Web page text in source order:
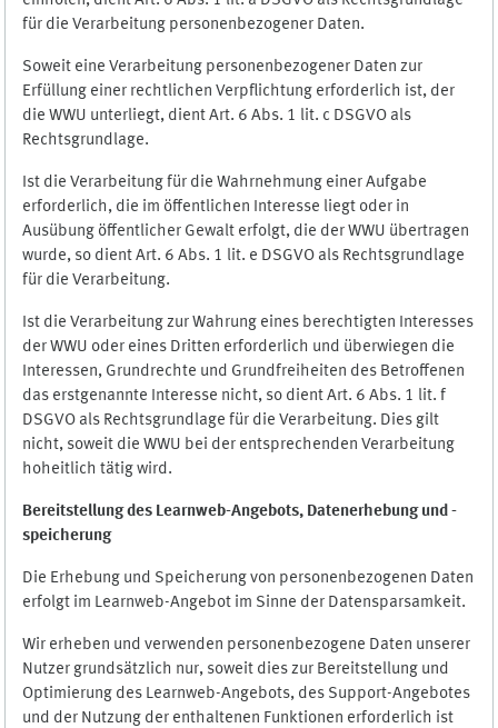
für die Verarbeitung personenbezogener Daten.
Soweit eine Verarbeitung personenbezogener Daten zur
Erfüllung einer rechtlichen Verpflichtung erforderlich ist, der
die WWU unterliegt, dient Art. 6 Abs. 1 lit. c DSGVO als
Rechtsgrundlage.
Ist die Verarbeitung für die Wahrnehmung einer Aufgabe
erforderlich, die im öffentlichen Interesse liegt oder in
Ausübung öffentlicher Gewalt erfolgt, die der WWU übertragen
wurde, so dient Art. 6 Abs. 1 lit. e DSGVO als Rechtsgrundlage
für die Verarbeitung.
Ist die Verarbeitung zur Wahrung eines berechtigten Interesses
der WWU oder eines Dritten erforderlich und überwiegen die
Interessen, Grundrechte und Grundfreiheiten des Betroffenen
das erstgenannte Interesse nicht, so dient Art. 6 Abs. 1 lit. f
DSGVO als Rechtsgrundlage für die Verarbeitung. Dies gilt
nicht, soweit die WWU bei der entsprechenden Verarbeitung
hoheitlich tätig wird.
Bereitstellung des Learnweb-Angebots, Datenerhebung und -
speicherung
Die Erhebung und Speicherung von personenbezogenen Daten
erfolgt im Learnweb-Angebot im Sinne der Datensparsamkeit.
Wir erheben und verwenden personenbezogene Daten unserer
Nutzer grundsätzlich nur, soweit dies zur Bereitstellung und
Optimierung des Learnweb-Angebots, des Support-Angebotes
und der Nutzung der enthaltenen Funktionen erforderlich ist